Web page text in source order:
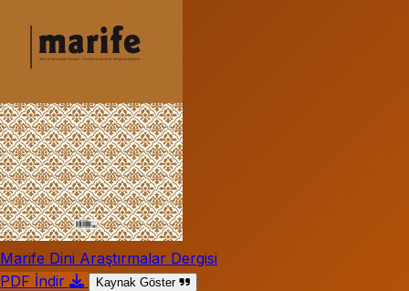
Marife Dini Araştırmalar Dergisi
PDF İndir
Kaynak Göster